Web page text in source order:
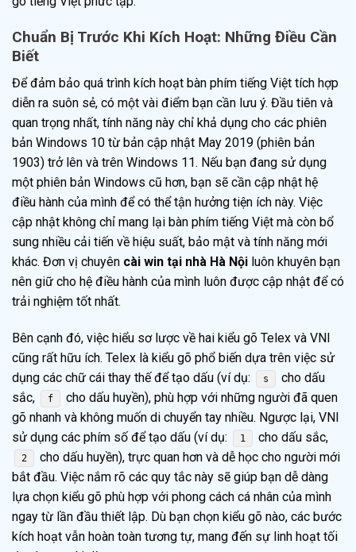
Chuẩn Bị Trước Khi Kích Hoạt: Những Điều Cần
Biết
Để đảm bảo quá trình kích hoạt bàn phím tiếng Việt tích hợp
diễn ra suôn sẻ, có một vài điểm bạn cần lưu ý. Đầu tiên và
quan trọng nhất, tính năng này chỉ khả dụng cho các phiên
bản Windows 10 từ bản cập nhật May 2019 (phiên bản
1903) trở lên và trên Windows 11. Nếu bạn đang sử dụng
một phiên bản Windows cũ hơn, bạn sẽ cần cập nhật hệ
điều hành của mình để có thể tận hưởng tiện ích này. Việc
cập nhật không chỉ mang lại bàn phím tiếng Việt mà còn bổ
sung nhiều cải tiến về hiệu suất, bảo mật và tính năng mới
khác. Đơn vị chuyên cài win tại nhà Hà Nội luôn khuyên bạn
nên giữ cho hệ điều hành của mình luôn được cập nhật để có
trải nghiệm tốt nhất.
Bên cạnh đó, việc hiểu sơ lược về hai kiểu gõ Telex và VNI
cũng rất hữu ích. Telex là kiểu gõ phổ biến dựa trên việc sử
dụng các chữ cái thay thế để tạo dấu (ví dụ:
s
cho dấu
sắc,
f
cho dấu huyền), phù hợp với những người đã quen
gõ nhanh và không muốn di chuyển tay nhiều. Ngược lại, VNI
sử dụng các phím số để tạo dấu (ví dụ:
1 cho dấu sắc,
2
cho dấu huyền), trực quan hơn và dễ học cho người mới
bắt đầu. Việc nắm rõ các quy tắc này sẽ giúp bạn dễ dàng
lựa chọn kiểu gõ phù hợp với phong cách cá nhân của mình
ngay từ lần đầu thiết lập. Dù bạn chọn kiểu gõ nào, các bước
kích hoạt vẫn hoàn toàn tương tự, mang đến sự linh hoạt tối